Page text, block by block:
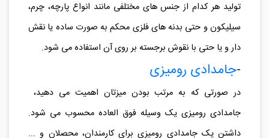
تولید شده و برای فروش جامدادی عرضه می شوند. البته در
تولید هر کدام از جنس های مختلفی مانند انواع پارچه، چرم،
سیلیکون و حتی بدنه های فلزی محکم به صورت ساده یا نقش
دار و یا حتی با نقوش برجسته بر روی آن استفاده می شود.
-جامدادی رومیزی
در صورتی که به مرتب بودن میزتان اهمیت می دهید،